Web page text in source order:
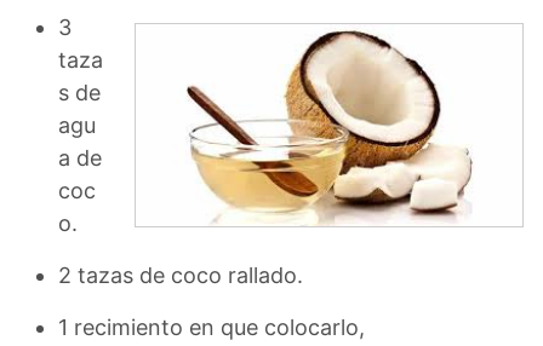
3
taza
s de
agu
a de
coc
o.
2 tazas de coco rallado.
1 recimiento en que colocarlo,